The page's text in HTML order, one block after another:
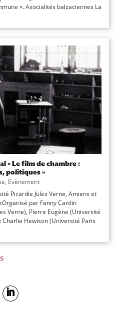
». Asocialités balzaciennes La
« Le film de chambre :
politiques »
, Evènement
Picardie Jules Verne, Amiens et
par Fanny Cardin
Verne), Pierre Eugène (Université
Charlie Hewison (Université Paris